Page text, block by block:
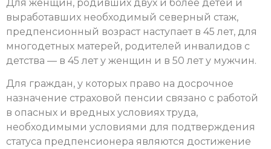
Для женщин, родивших двух и более детей и
выработавших необходимый северный стаж,
предпенсионный возраст наступает в 45 лет, для
многодетных матерей, родителей инвалидов с
детства — в 45 лет у женщин и в 50 лет у мужчин.
Для граждан, у которых право на досрочное
назначение страховой пенсии связано с работой
в опасных и вредных условиях труда,
необходимыми условиями для подтверждения
статуса предпенсионера являются достижение